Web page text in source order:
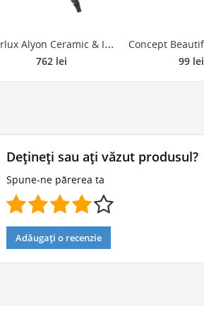
P
arlux Alyon Ceramic & Ionic uscător de păr profesional, cu ionizator Pink 1 buc
762 lei 99 lei
Dețineți sau ați văzut produsul?
Spune-ne părerea ta
Adăugați o recenzie